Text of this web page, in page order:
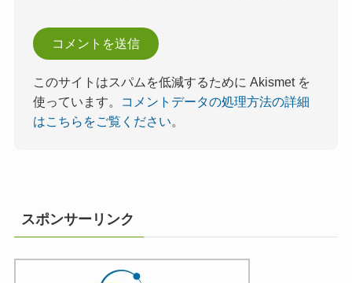
このサイトはスパムを低減するために Akismet を
使っています。
コメントデータの処理方法の詳細
はこちらをご覧ください。
スポンサーリンク